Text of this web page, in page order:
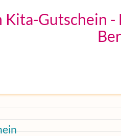
Gutschein -